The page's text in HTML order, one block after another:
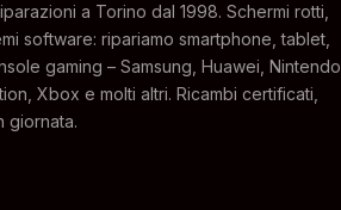
a Torino dal 1998. Schermi rotti,
software: ripariamo smartphone, tablet,
gaming – Samsung, Huawei, Nintendo
Xbox e molti altri. Ricambi certificati,
giornata.